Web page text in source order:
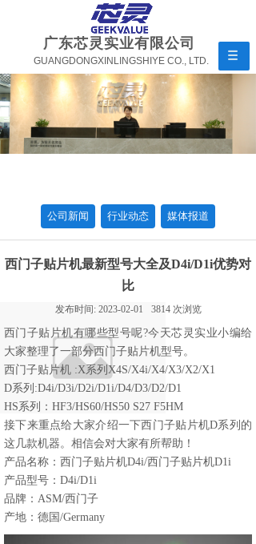
GUANGDONGXINLINGSHIYE CO., LTD.
广东芯灵实业有限公司
公司新闻 行业动态 媒体报道
西门子贴片机最新型号大全及D4i/D1i优势对
比
发布时间: 2023-02-01 3814 次浏览
西门子贴片机有哪些型号呢?今天芯灵实业小编给
大家整理了一部分西门子贴片机型号。
西门子贴片机 :X系列X4S/X4i/X4/X3/X2/X1
D系列:D4i/D3i/D2i/D1i/D4/D3/D2/D1
HS系列：HF3/HS60/HS50 S27 F5HM
接下来重点给大家介绍一下西门子贴片机D系列的
这几款机器。相信会对大家有所帮助！
产品名称：西门子贴片机D4i/西门子贴片机D1i
产品型号：D4i/D1i
品牌：ASM/西门子
产地：德国/Germany